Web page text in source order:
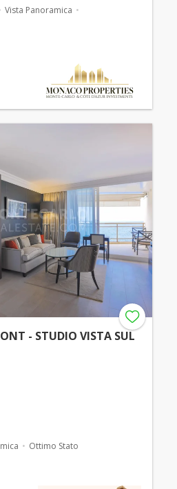
Vista Panoramica
- STUDIO VISTA SUL
Ottimo Stato